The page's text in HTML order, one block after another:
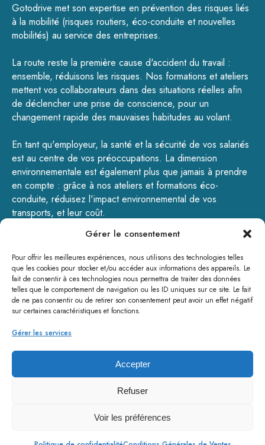
Gérer le consentement
Pour offrir les meilleures expériences, nous utilisons des technologies telles
que les cookies pour stocker et/ou accéder aux informations des appareils. Le
fait de consentir à ces technologies nous permettra de traiter des données
telles que le comportement de navigation ou les ID uniques sur ce site. Le fait
de ne pas consentir ou de retirer son consentement peut avoir un effet négatif
sur certaines caractéristiques et fonctions.
Gérer les services
Accepter
Refuser
Voir les préférences
Gotodrive met son expertise en prévention des risques liés
à la mobilité (risques routiers, éco-conduite etnouvelles
mobilités) au service des entreprises.
La route reste la première cause d'accident du travail :
ensemble, réduisons les risques. Nos formations etateliers
mettent vos collaborateurs dans des situations réelles afin
de déclencher une prise de conscience, pour un
changement rapide des mauvaises habitudes au volant.
En tant qu'employeur, la santé et la sécurité de vos salariés
est au centre de vos préoccupations. La dimension
environnementale est également plus que jamais à prendre
en compte : grâce à nos ateliers et formations éco-
conduite, réduisez l'impact environnemental de vos
transports, et leur coût.
GOTODRIVE - 200, rue de la Pulmez – 59310 Landas -
www.gotodrive.fr